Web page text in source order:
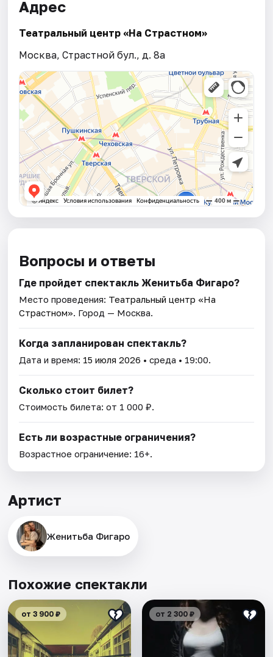
Адрес
Театральный центр «На Страстном»
Москва, Страстной бул., д. 8а
Вопросы и ответы
Где пройдет спектакль Женитьба Фигаро?
Место проведения: Театральный центр «На
Страстном». Город — Москва.
Когда запланирован спектакль?
Дата и время: 15 июля 2026 • среда • 19:00.
Сколько стоит билет?
Стоимость билета: от 1 000 ₽.
Есть ли возрастные ограничения?
Возрастное ограничение: 16+.
Артист
Женитьба Фигаро
Похожие спектакли
от 3 900 ₽ от 2 300 ₽